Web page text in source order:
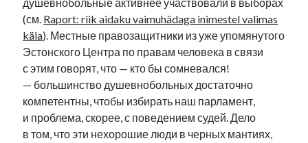
(см. Raport: riik aidaku vaimuhädaga inimestel valimas
käia). Местные правозащитники из уже упомянутого
Эстонского Центра по правам человека в связи
с этим говорят, что — кто бы сомневался!
— большинство душевнобольных достаточно
компетентны, чтобы избирать наш парламент,
и проблема, скорее, с поведением судей. Дело
в том, что эти нехорошие люди в черных мантиях,